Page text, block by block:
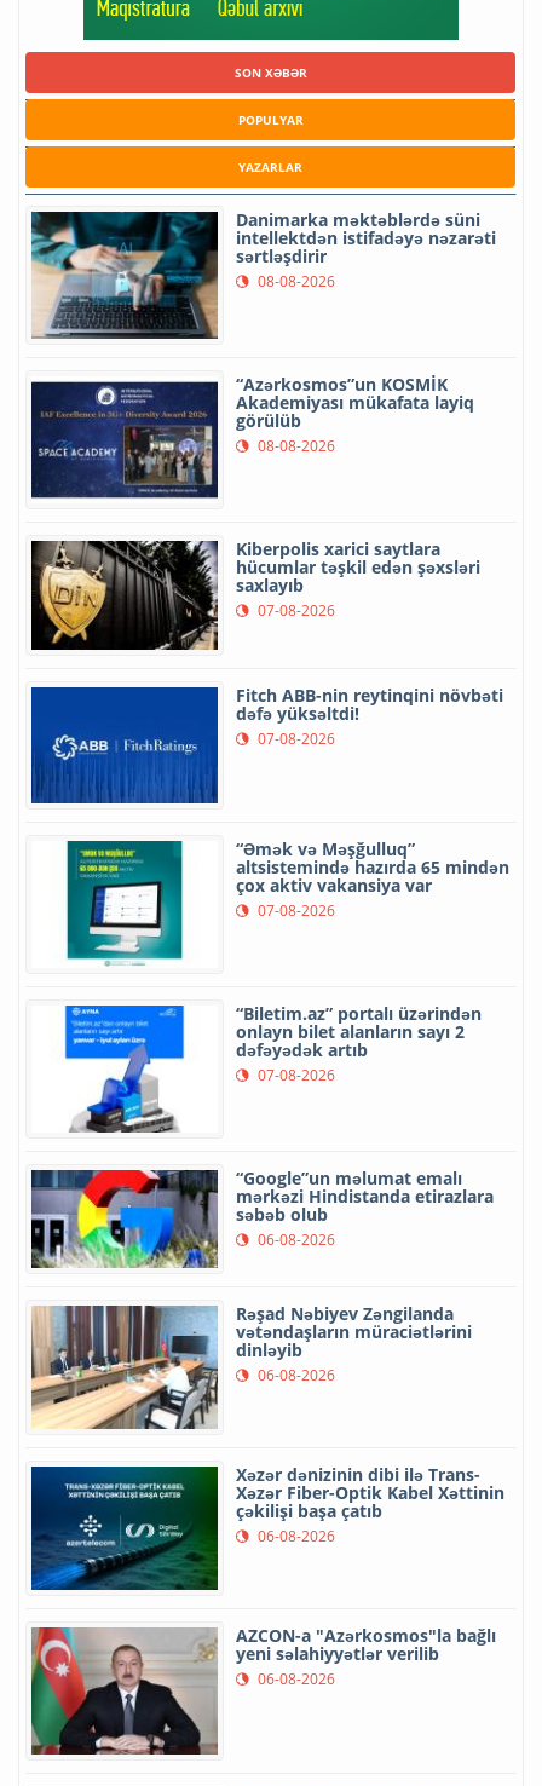
SON XƏBƏR
POPULYAR
YAZARLAR
Danimarka məktəblərdə süni
intellektdən istifadəyə nəzarəti
sərtləşdirir
08-08-2026
“Azərkosmos”un KOSMİK
Akademiyası mükafata layiq
görülüb
08-08-2026
Kiberpolis xarici saytlara
hücumlar təşkil edən şəxsləri
saxlayıb
07-08-2026
Fitch ABB-nin reytinqini növbəti
dəfə yüksəltdi!
07-08-2026
“Əmək və Məşğulluq”
altsistemində hazırda 65 mindən
çox aktiv vakansiya var
07-08-2026
“Biletim.az” portalı üzərindən
onlayn bilet alanların sayı 2
dəfəyədək artıb
07-08-2026
“Google”un məlumat emalı
mərkəzi Hindistanda etirazlara
səbəb olub
06-08-2026
Rəşad Nəbiyev Zəngilanda
vətəndaşların müraciətlərini
dinləyib
06-08-2026
Xəzər dənizinin dibi ilə Trans-
Xəzər Fiber-Optik Kabel Xəttinin
çəkilişi başa çatıb
06-08-2026
AZCON-a "Azərkosmos"la bağlı
yeni səlahiyyətlər verilib
06-08-2026